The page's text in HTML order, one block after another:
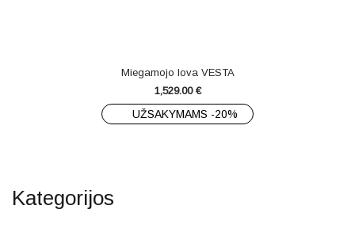
Miegamojo lova VESTA
1,529.00 €
UŽSAKYMAMS -20%
Kategorijos